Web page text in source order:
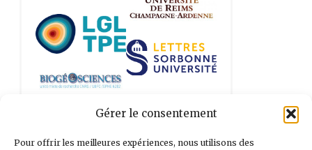
Gérer le consentement
Pour offrir les meilleures expériences, nous utilisons des
Tous nos partenaires